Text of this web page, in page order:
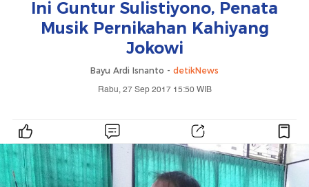
Ini Guntur Sulistiyono, Penata
Musik Pernikahan Kahiyang
Jokowi
Bayu Ardi Isnanto - detikNews
Rabu, 27 Sep 2017 15:50 WIB